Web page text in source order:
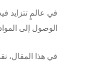
في عالمٍ تتزايد
الوصول إلى
في هذا المقال،